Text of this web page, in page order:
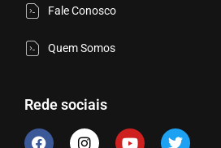
Fale Conosco
Quem Somos
Rede sociais